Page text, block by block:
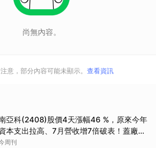
尚無內容。
意，部分內容可能未顯示。 查看資訊
亞科(2408)股價4天漲幅46 %，原來今年
本支出拉高、7月營收增7倍破表！蓋廠買
備最新營運目標曝光
周刊